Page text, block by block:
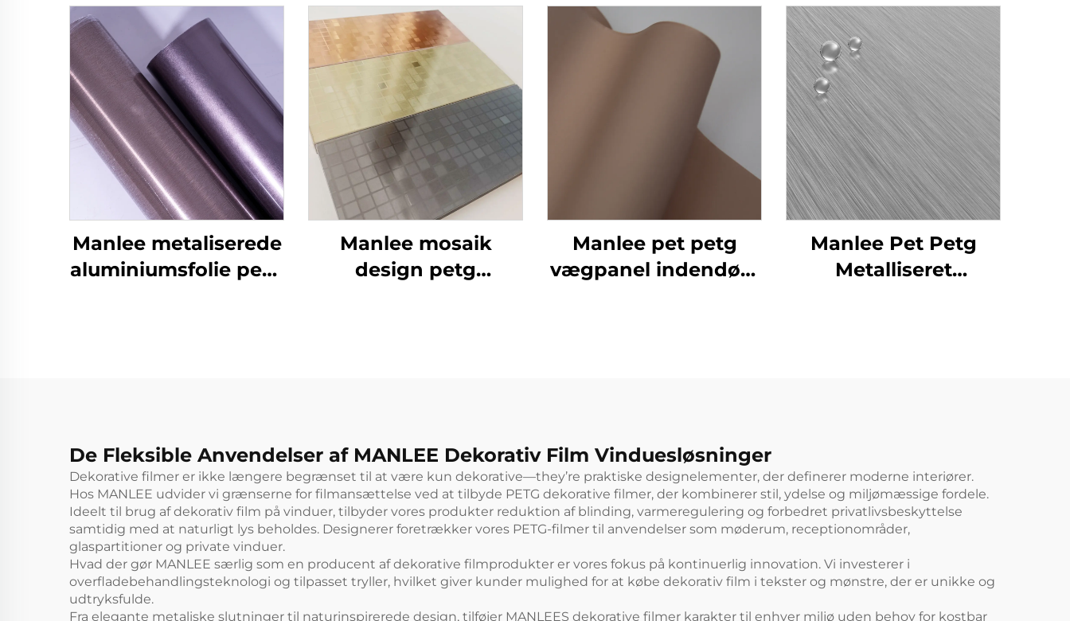
Manlee metaliserede
aluminiumsfolie petg
Manlee mosaik
design petg
Manlee pet petg
vægpanel indendørs
Manlee Pet Petg
Metalliseret
De Fleksible Anvendelser af MANLEE Dekorativ Film Vinduesløsninger
Dekorative filmer er ikke længere begrænset til at være kun dekorative—they’re praktiske designelementer, der definerer moderne interiører.
Hos MANLEE udvider vi grænserne for filmansættelse ved at tilbyde PETG dekorative filmer, der kombinerer stil, ydelse og miljømæssige fordele.
Ideelt til brug af dekorativ film på vinduer, tilbyder vores produkter reduktion af blinding, varmeregulering og forbedret privatlivsbeskyttelse
samtidig med at naturligt lys beholdes. Designerer foretrækker vores PETG-filmer til anvendelser som møderum, receptionområder,
glaspartitioner og private vinduer.
Hvad der gør MANLEE særlig som en producent af dekorative filmprodukter er vores fokus på kontinuerlig innovation. Vi investerer i
overfladebehandlingsteknologi og tilpasset tryller, hvilket giver kunder mulighed for at købe dekorativ film i tekster og mønstre, der er unikke og
udtryksfulde.
Fra elegante metaliske slutninger til naturinspirerede design, tilføjer MANLEES dekorative filmer karakter til enhver miljø uden behov for kostbar